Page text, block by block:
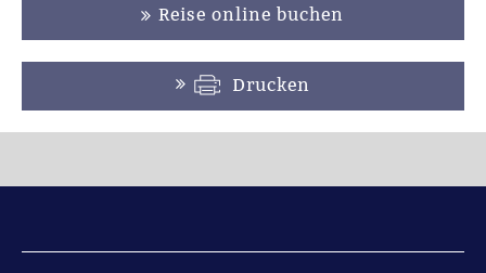
Reise online buchen
Drucken